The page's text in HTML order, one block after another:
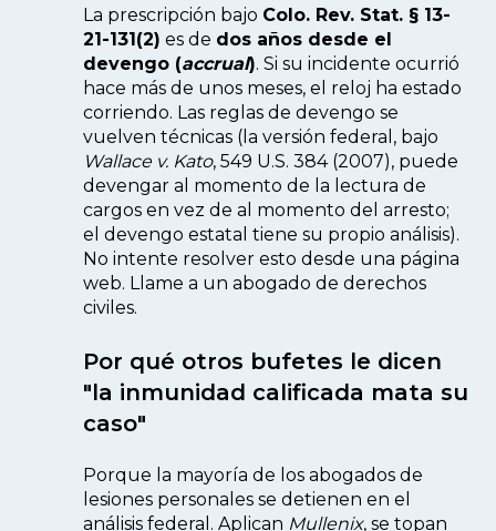
La prescripción bajo Colo. Rev. Stat. § 13-
21-131(2) es de dos años desde el
devengo (accrual). Si su incidente ocurrió
hace más de unos meses, el reloj ha estado
corriendo. Las reglas de devengo se
vuelven técnicas (la versión federal, bajo
Wallace v. Kato, 549 U.S. 384 (2007), puede
devengar al momento de la lectura de
cargos en vez de al momento del arresto;
el devengo estatal tiene su propio análisis).
No intente resolver esto desde una página
web. Llame a un abogado de derechos
civiles.
Por qué otros bufetes le dicen
"la inmunidad calificada mata su
caso"
Porque la mayoría de los abogados de
lesiones personales se detienen en el
análisis federal. Aplican Mullenix, se topan